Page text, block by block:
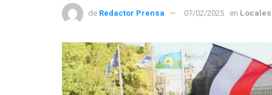
de Redactor Prensa 07/02/2025 en Locales